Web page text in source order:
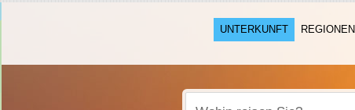
UNTERKUNFT REGIONEN